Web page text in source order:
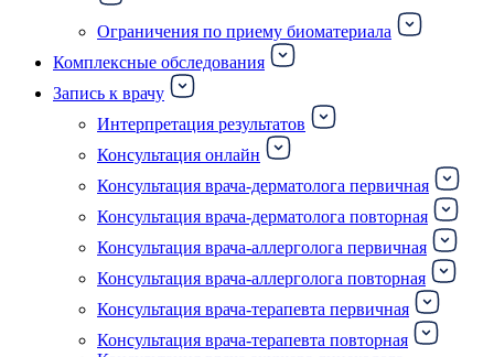
Ограничения по приему биоматериала
Комплексные обследования
Запись к врачу
Интерпретация результатов
Консультация онлайн
Консультация врача-дерматолога первичная
Консультация врача-дерматолога повторная
Консультация врача-аллерголога первичная
Консультация врача-аллерголога повторная
Консультация врача-терапевта первичная
Консультация врача-терапевта повторная